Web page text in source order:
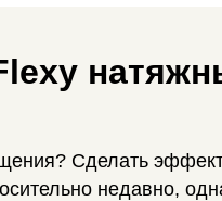
Сделать
недавно,